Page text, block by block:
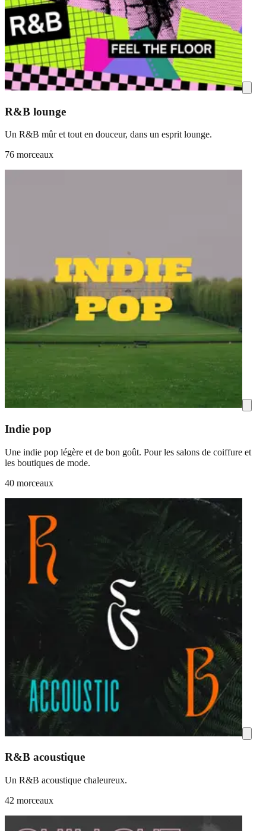
R&B lounge
Un R&B mûr et tout en douceur, dans un esprit lounge.
76 morceaux
Indie pop
Une indie pop légère et de bon goût. Pour les salons de coiffure et
les boutiques de mode.
40 morceaux
R&B acoustique
Un R&B acoustique chaleureux.
42 morceaux